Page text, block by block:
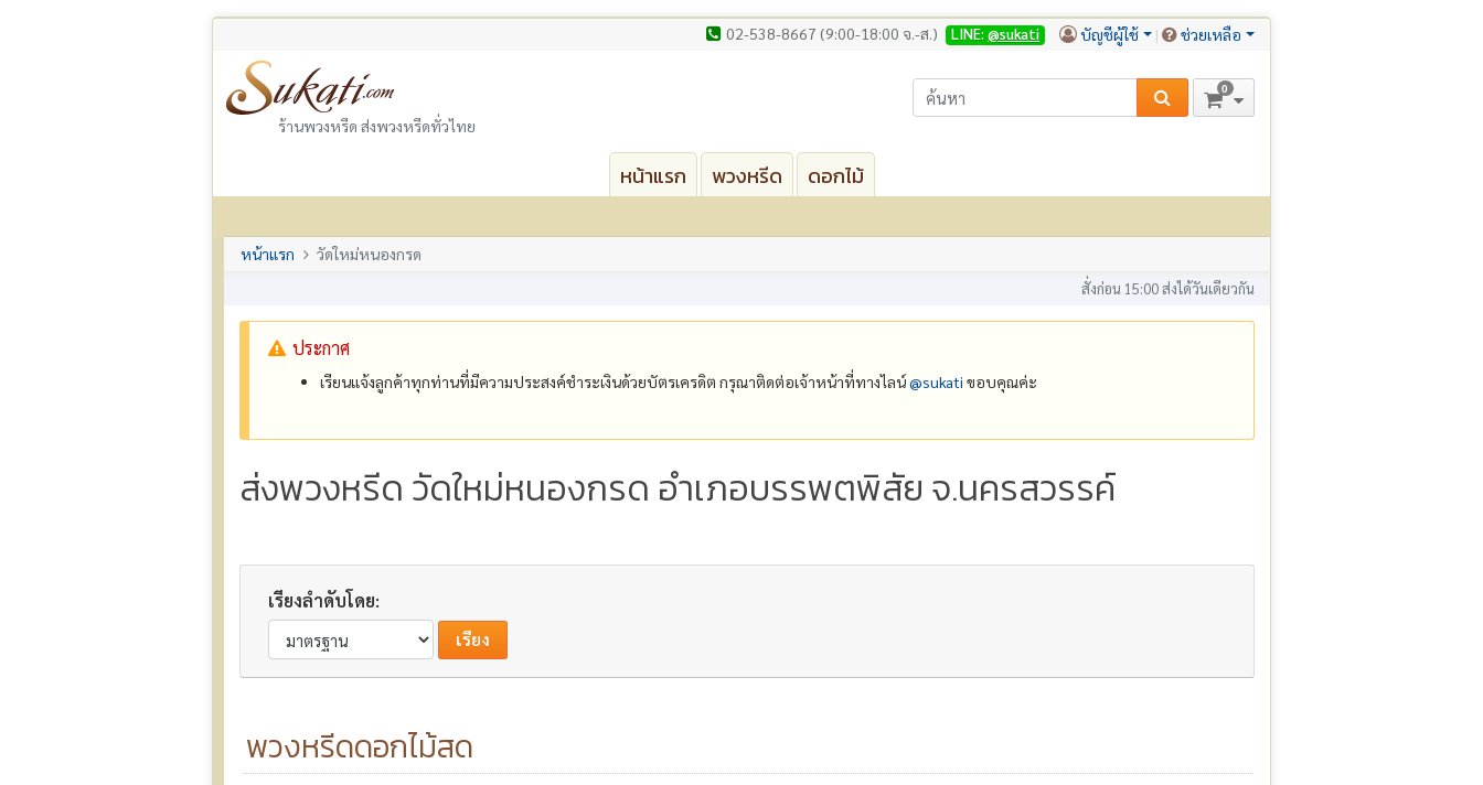
02-538-8667 (9:00-18:00 จ.-ส.) LINE:@sukati บัญชีผู้ใช้ ช่วยเหลือ
ร้านพวงหรีด ส่งพวงหรีดทั่วไทย
0
หน้าแรก พวงหรีด ดอกไม้
หน้าแรก วัดใหม่หนองกรด
สั่งก่อน 15:00 ส่งได้วันเดียวกัน
ประกาศ
เรียนแจ้งลูกค้าทุกท่านที่มีความประสงค์ชำระเงินด้วยบัตรเครดิต กรุณาติดต่อเจ้าหน้าที่ทางไลน์@‌sukati ขอบคุณค่ะ
ส่งพวงหรีด วัดใหม่หนองกรด อำเภอบรรพตพิสัย จ.นครสวรรค์
เรียงลำดับโดย:
พวงหรีดดอกไม้สด